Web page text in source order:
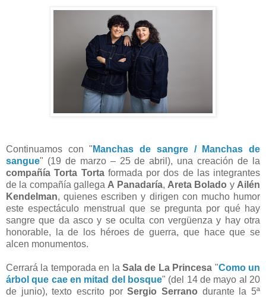
Continuamos con " Manchas de sangre / Manchas de
sangue" (19 de marzo – 25 de abril), una creación de la
compañía Torta Tortaformada por dos de las integrantes
de la compañía gallega A Panadaría, Areta Bolado y Ailén
Kendelman, quienes escriben y dirigen con mucho humor
este espectáculo menstrual que se pregunta por qué hay
sangre que da asco y se oculta con vergüenza y hay otra
honorable, la de los héroes de guerra, que hace que se
alcen monumentos.
Cerrará la temporada en la Sala de La Princesa "Como un
árbol que cae en mitad del bosque" (del 14 de mayo al 20
de junio), texto escrito porSergio Serrano durante la 5ª